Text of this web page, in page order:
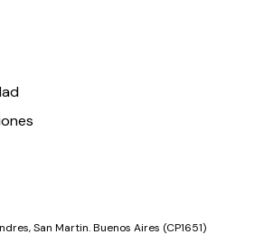
San Martin. Buenos Aires (CP1651)